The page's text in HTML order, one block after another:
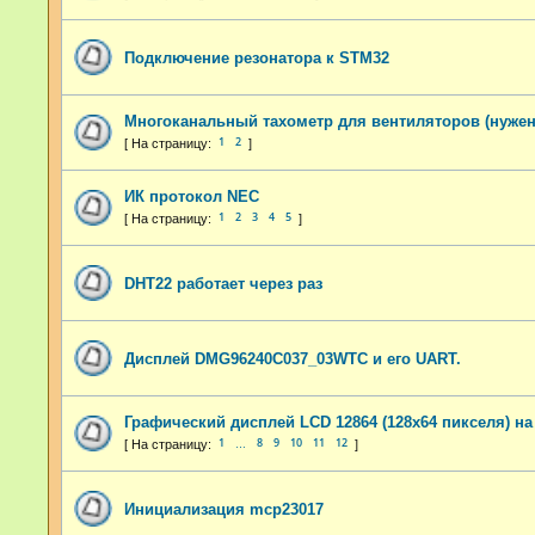
Подключение резонатора к STM32
Многоканальный тахометр для вентиляторов
1 2
ИК протокол NEC
1 2 3 4 5
DHT22 работает через раз
Дисплей DMG96240C037_03WTC и его UART.
Графический дисплей LCD 12864 (128x64 пикселя) на
1 8 9 10 11 12
Инициализация mcp23017